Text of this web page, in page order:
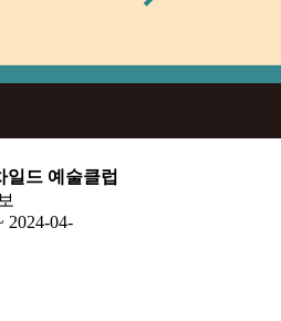
일드 예술클럽
2024-04-